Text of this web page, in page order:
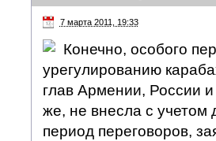
7 марта 2011, 19:33
Конечно, особого
урегулированию
глав Армении, России
же, не внесла с учетом
период переговоров,